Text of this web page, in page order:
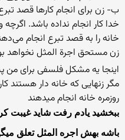
ب- زن برای انجام كارها قصد
خدا كار انجام نداده باشد.
خانه را به قصد تبرع انجام
زن مستحق اجرة المثل نخواهد
اینجا یه مشکل فلسفی برای من
مگر زنهایی که خانه دار هستند
روزمره خانه انجام میدهند
ببخشید یادم رفت شاید
باشه بهش اجره المثل تعلق